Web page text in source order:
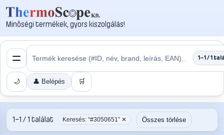
Minőségi termékek, gyors kiszolgálás!
1–1 / 1
🌙 👤 Belépés 🛒
1–1 / 1 találat Keresés: “#3050651” ✕ Összes törlése